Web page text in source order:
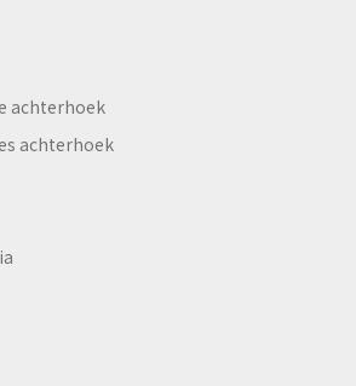
achterhoek
achterhoek